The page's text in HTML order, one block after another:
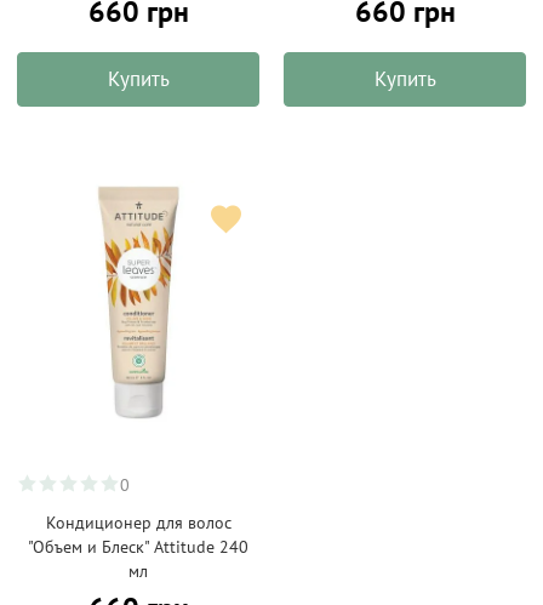
660 грн
Купить
660 грн
Купить
0
Кондиционер для волос
"Объем и Блеск" Attitude 240
мл